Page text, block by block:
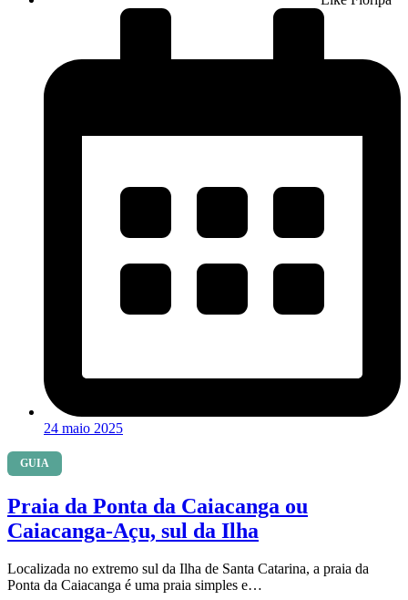
24 maio 2025
GUIA
Praia da Ponta da Caiacanga ou
Caiacanga-Açu, sul da Ilha
Localizada no extremo sul da Ilha de Santa Catarina, a praia da
Ponta da Caiacanga é uma praia simples e…